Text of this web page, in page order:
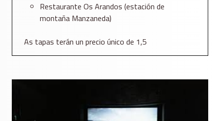
Restaurante Os Arandos (estación de
montaña Manzaneda)
As tapas terán un precio único de 1,5